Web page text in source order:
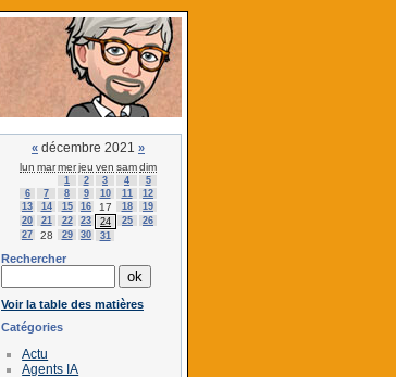
« décembre 2021 »
lun marmerjeu ven samdim
1 2 3 4
5
6
7 8 9 10 11
12
13
14 15 16 17 18
19
20
21 22 23 24 25
26
27
28 29 30 31
Rechercher
Voir la table des matières
Catégories
Actu
Agents IA